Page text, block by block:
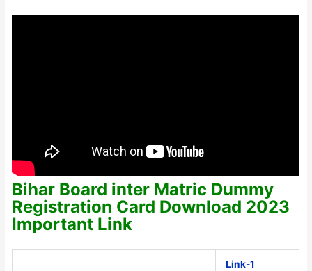
Bihar Board inter Matric Dummy
Registration Card Download 2023
Important Link
Link-1